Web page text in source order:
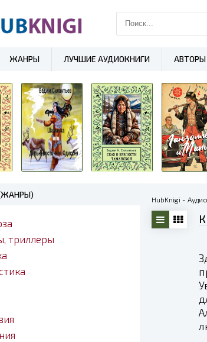
ЖАНРЫ ЛУЧШИЕ АУДИОКНИГИ АВТОРЫ
HubKnigi -
триллеры